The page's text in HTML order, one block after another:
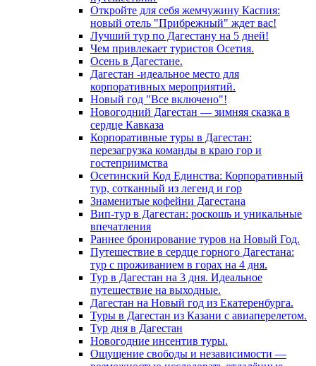
Откройте для себя жемчужину Каспия:
новый отель "Прибрежный" ждет вас!
Лучший тур по Дагестану на 5 дней!
Чем привлекает туристов Осетия.
Осень в Дагестане.
Дагестан -идеальное место для
корпоративных мероприятий.
Новый год "Все включено"!
Новогодний Дагестан — зимняя сказка в
сердце Кавказа
Корпоративные туры в Дагестан:
перезагрузка команды в краю гор и
гостеприимства
Осетинский Код Единства: Корпоративный
тур, сотканный из легенд и гор
Знаменитые кофейни Дагестана
Вип-тур в Дагестан: роскошь и уникальные
впечатления
Раннее бронирование туров на Новый Год.
Путешествие в сердце горного Дагестана:
тур с проживанием в горах на 4 дня.
Тур в Дагестан на 3 дня. Идеальное
путешествие на выходные.
Дагестан на Новый год из Екатеренбурга.
Туры в Дагестан из Казани с авиаперелетом.
Тур дня в Дагестан
Новогодние инсентив туры.
Ощущение свободы и независимости —